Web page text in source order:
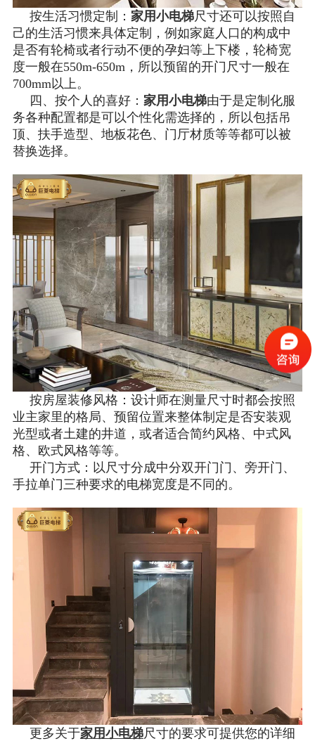
按生活习惯定制： 家用小电梯尺寸还可以按照自
己的生活习惯来具体定制，例如家庭人口的构成中
是否有轮椅或者行动不便的孕妇等上下楼，轮椅宽
度一般在550m-650m，所以预留的开门尺寸一般在
700mm以上。
四、按个人的喜好： 家用小电梯由于是定制化服
务各种配置都是可以个性化需选择的，所以包括吊
顶、扶手造型、地板花色、门厅材质等等都可以被
替换选择。
按房屋装修风格：设计师在测量尺寸时都会按照
业主家里的格局、预留位置来整体制定是否安装观
光型或者土建的井道，或者适合简约风格、中式风
格、欧式风格等等。
开门方式：以尺寸分成中分双开门门、旁开门、
手拉单门三种要求的电梯宽度是不同的。
更多关于家用小电梯尺寸的要求可提供您的详细